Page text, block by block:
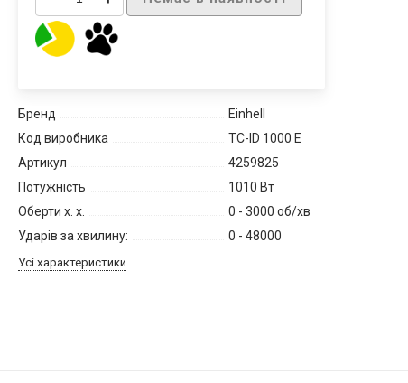
Бренд
Einhell
Код виробника
TC-ID 1000 E
Артикул
4259825
Потужність
1010 Вт
Оберти х. х.
0 - 3000 об/хв
Ударів за хвилину:
0 - 48000
Усі характеристики